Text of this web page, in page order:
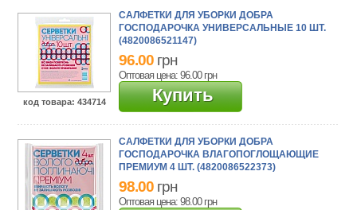
код товара: 434714
САЛФЕТКИ ДЛЯ УБОРКИ ДОБРА
ГОСПОДАРОЧКА УНИВЕРСАЛЬНЫЕ 10 ШТ.
(4820086521147)
96.00 грн
Оптовая цена: 96.00 грн
Купить
САЛФЕТКИ ДЛЯ УБОРКИ ДОБРА
ГОСПОДАРОЧКА ВЛАГОПОГЛОЩАЮЩИЕ
ПРЕМИУМ 4 ШТ. (4820086522373)
98.00 грн
Оптовая цена: 98.00 грн